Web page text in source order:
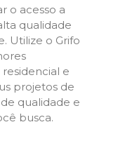
o acesso a
qualidade
Utilize o Grifo
e
projetos de
qualidade e
busca.